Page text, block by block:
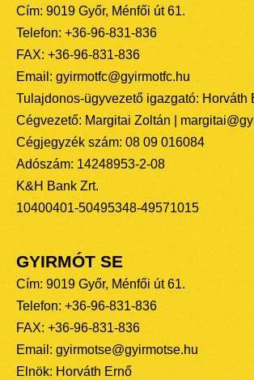
Cím: 9019 Győr, Ménfői út 61.
Telefon: +36-96-831-836
FAX: +36-96-831-836
Email: gyirmotfc@gyirmotfc.hu
Tulajdonos-ügyvezető igazgató: Horváth
Cégvezető: Margitai Zoltán |
Cégjegyzék szám: 08 09 016084
Adószám: 14248953-2-08
K&H Bank Zrt.
10400401-50495348-49571015
GYIRMÓT SE
Cím: 9019 Győr, Ménfői út 61.
Telefon: +36-96-831-836
FAX: +36-96-831-836
Email: gyirmotse@gyirmotse.hu
Elnök: Horváth Ernő